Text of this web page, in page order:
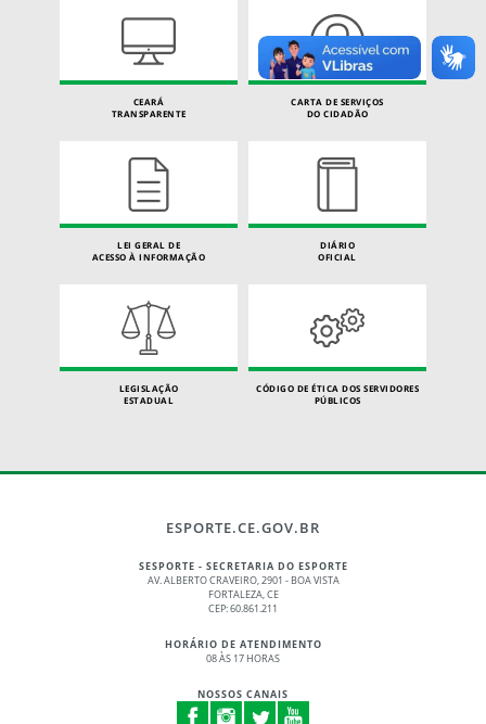
CEARÁ
TRANSPARENTE
CARTA DE SERVIÇOS
DO CIDADÃO
LEI GERAL DE
ACESSO À INFORMAÇÃO
DIÁRIO
OFICIAL
LEGISLAÇÃO
ESTADUAL
CÓDIGO DE ÉTICA DOS SERVIDORES
PÚBLICOS
ESPORTE.CE.GOV.BR
SESPORTE - SECRETARIA DO ESPORTE
AV. ALBERTO CRAVEIRO, 2901 - BOA VISTA
FORTALEZA, CE
CEP: 60.861.211
HORÁRIO DE ATENDIMENTO
08 ÀS 17 HORAS
NOSSOS CANAIS